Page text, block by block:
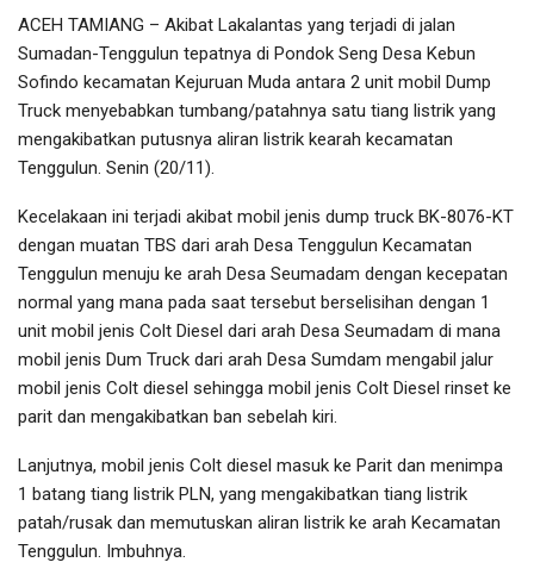
ACEH TAMIANG – Akibat Lakalantas yang terjadi di jalan
Sumadan-Tenggulun tepatnya di Pondok Seng Desa Kebun
Sofindo kecamatan Kejuruan Muda antara 2 unit mobil Dump
Truck menyebabkan tumbang/patahnya satu tiang listrik yang
mengakibatkan putusnya aliran listrik kearah kecamatan
Tenggulun. Senin (20/11).
Kecelakaan ini terjadi akibat mobil jenis dump truck BK-8076-KT
dengan muatan TBS dari arah Desa Tenggulun Kecamatan
Tenggulun menuju ke arah Desa Seumadam dengan kecepatan
normal yang mana pada saat tersebut berselisihan dengan 1
unit mobil jenis Colt Diesel dari arah Desa Seumadam di mana
mobil jenis Dum Truck dari arah Desa Sumdam mengabil jalur
mobil jenis Colt diesel sehingga mobil jenis Colt Diesel rinset ke
parit dan mengakibatkan ban sebelah kiri.
Lanjutnya, mobil jenis Colt diesel masuk ke Parit dan menimpa
1 batang tiang listrik PLN, yang mengakibatkan tiang listrik
patah/rusak dan memutuskan aliran listrik ke arah Kecamatan
Tenggulun. Imbuhnya.